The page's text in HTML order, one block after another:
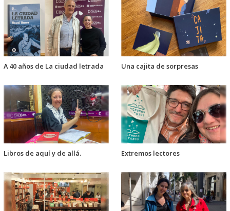
A 40 años de La ciudad letrada Una cajita de sorpresas
Libros de aquí y de allá. Extremos lectores